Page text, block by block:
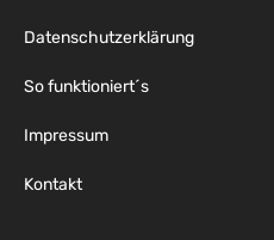
Datenschutzerklärung
So funktioniert´s
Impressum
Kontakt